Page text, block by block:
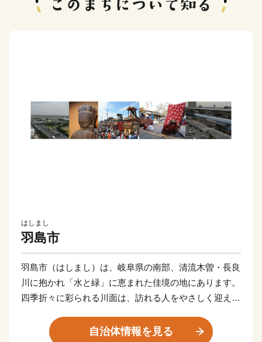
はしまし
羽島市
羽島市（はしまし）は、岐阜県の南部、清流木曽・長良
川に抱かれ「水と緑」に恵まれた佳境の地にあります。
四季折々に彩られる川面は、訪れる人をやさしく迎えて
東海道新幹線岐阜羽島駅、名神高速道路岐阜羽島インタ
自治体情報を見る